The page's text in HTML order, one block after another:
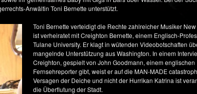
Anwältin Toni Bernette unterstützt.
Toni Bernette verteidigt die Rechte zahlreicher Musiker
ist verheiratet mit Creighton Bernette, einem Englisch-
Tulane University. Er klagt in wütenden Videobotschaften
mangelnde Unterstützung aus Washington. In einem
Creighton, gespielt von John Goodmann, einem englischen
Fernsehreporter gibt, weist er auf die MAN-MADE
Versagen der Deiche und nicht der Hurrikan Katrina ist
die Überflutung der Stadt.